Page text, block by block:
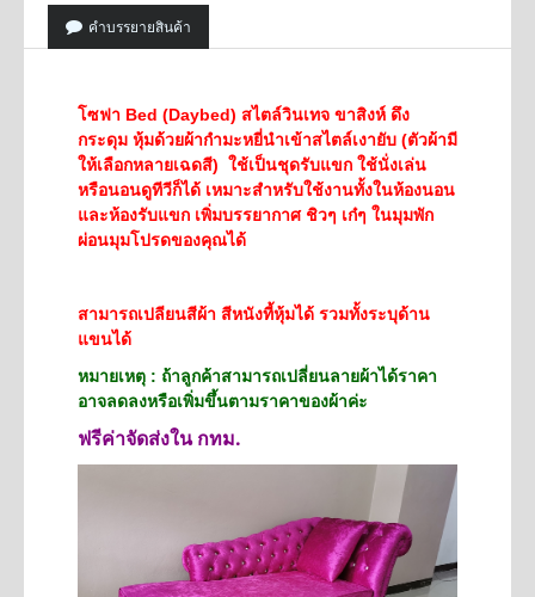
คำบรรยายสินค้า
โซฟา Bed (Daybed) สไตล์วินเทจ ขาสิงห์ ดึง
กระดุม หุ้มด้วยผ้ากำมะหยี่นำเข้าสไตล์เงายับ (ตัวผ้ามี
ให้เลือกหลายเฉดสี) ใช้เป็นชุดรับแขก ใช้นั่งเล่น
หรือนอนดูทีวีก็ได้ เหมาะสำหรับใช้งานทั้งในห้องนอน
และห้องรับแขก เพิ่มบรรยากาศ ชิวๆ เก๋ๆ ในมุมพัก
ผ่อนมุมโปรดของคุณได้
สามารถเปลียนสีผ้า สีหนังที้หุ้มได้ รวมทั้งระบุด้าน
แขนได้
หมายเหตุ : ถ้าลูกค้าสามารถเปลี่ยนลายผ้าได้ราคา
อาจลดลงหรือเพิ่มขึ้นตามราคาของผ้าค่ะ
ฟรีค่าจัดส่งใน กทม.